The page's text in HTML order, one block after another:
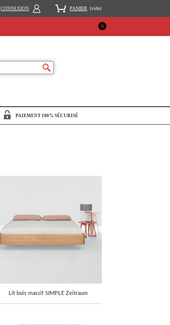
PANIER (vide)
CONNEXION
PAIEMENT 100% SÉCURISÉ
Lit bois massif SIMPLE Zeitraum